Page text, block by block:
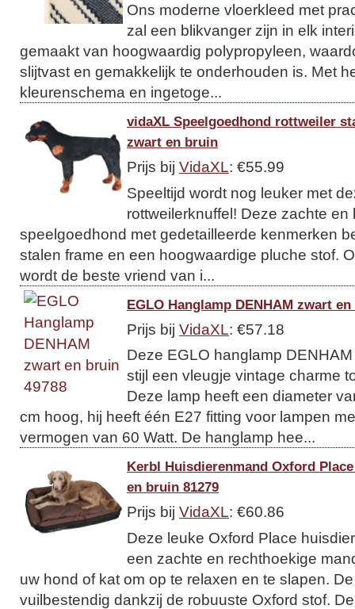
Ons moderne vloerkleed met
zal een blikvanger zijn in elk
gemaakt van hoogwaardig polypropyleen,
slijtvast en gemakkelijk te onderhouden is. Met
kleurenschema en ingetoge...
vidaXL Speelgoedhond rottweiler
zwart en bruin
Prijs bij VidaXL: €55.99
Speeltijd wordt nog leuker met
rottweilerknuffel! Deze zachte en
speelgoedhond met gedetailleerde kenmerken
stalen frame en een hoogwaardige pluche stof.
wordt de beste vriend van i...
EGLO Hanglamp DENHAM zwart
Prijs bij VidaXL: €57.18
Deze EGLO hanglamp
stijl een vleugje vintage charme
Deze lamp heeft een diameter
cm hoog, hij heeft één E27 fitting voor lampen
vermogen van 60 Watt. De hanglamp hee...
Kerbl Huisdierenmand Oxford
en bruin 81279
Prijs bij VidaXL: €60.86
Deze leuke Oxford Place
een zachte en rechthoekige
uw hond of kat om op te relaxen en te slapen.
vuilbestendig dankzij de robuuste Oxford stof.